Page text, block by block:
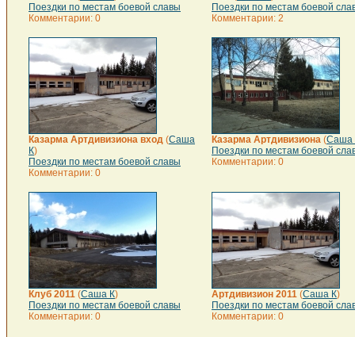
Поездки по местам боевой славы
Комментарии: 0
Поездки по местам боевой
Комментарии: 2
Казарма Артдивизиона вход (Саша
К)
Поездки по местам боевой славы
Комментарии: 0
Казарма Артдивизиона (Саша
Поездки по местам боевой
Комментарии: 0
Клуб 2011 (Саша К)
Поездки по местам боевой славы
Комментарии: 0
Артдивизион 2011 (Саша К)
Поездки по местам боевой
Комментарии: 0